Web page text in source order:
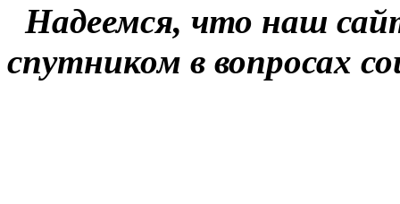
Надеемся, что наш
спутником в вопросах